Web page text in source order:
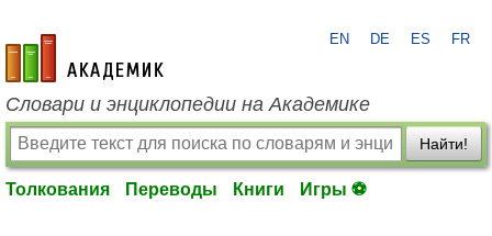
academic.ru
EN DE ES FR
Словари и энциклопедии на Академике
Найти!
Толкования Переводы Книги Игры ⚽